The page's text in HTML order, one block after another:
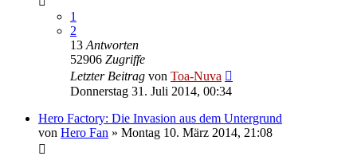
1
2
13 Antworten
52906 Zugriffe
Letzter Beitrag von Toa-Nuva
Donnerstag 31. Juli 2014, 00:34
Hero Factory: Die Invasion aus dem Untergrund
von Hero Fan » Montag 10. März 2014, 21:08